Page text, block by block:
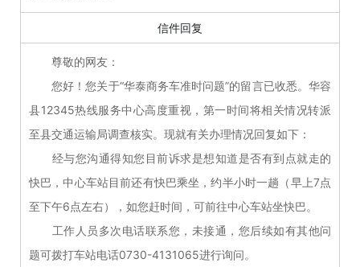
信件回复
尊敬的网友：
您好！您关于“华泰商务车准时问题”的留言已收悉。华容
县12345热线服务中心高度重视，第一时间将相关情况转派
至县交通运输局调查核实。现就有关办理情况回复如下：
经与您沟通得知您目前诉求是想知道是否有到点就走的
快巴，中心车站目前还有快巴乘坐，约半小时一趟（早上7点
至下午6点左右），如您赶时间，可前往中心车站坐快巴。
工作人员多次电话联系您，未接通，您后续如有其他问
题可拨打车站电话0730-4131065进行询问。